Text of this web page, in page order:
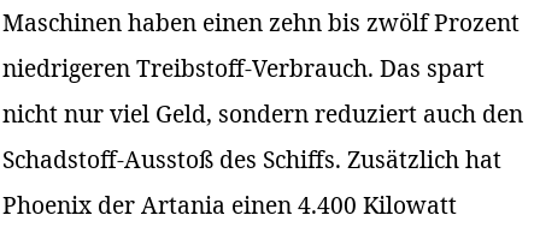
Maschinen haben einen zehn bis zwölf Prozent
niedrigeren Treibstoff-Verbrauch. Das spart
nicht nur viel Geld, sondern reduziert auch den
Schadstoff-Ausstoß des Schiffs. Zusätzlich hat
Phoenix der Artania einen 4.400 Kilowatt